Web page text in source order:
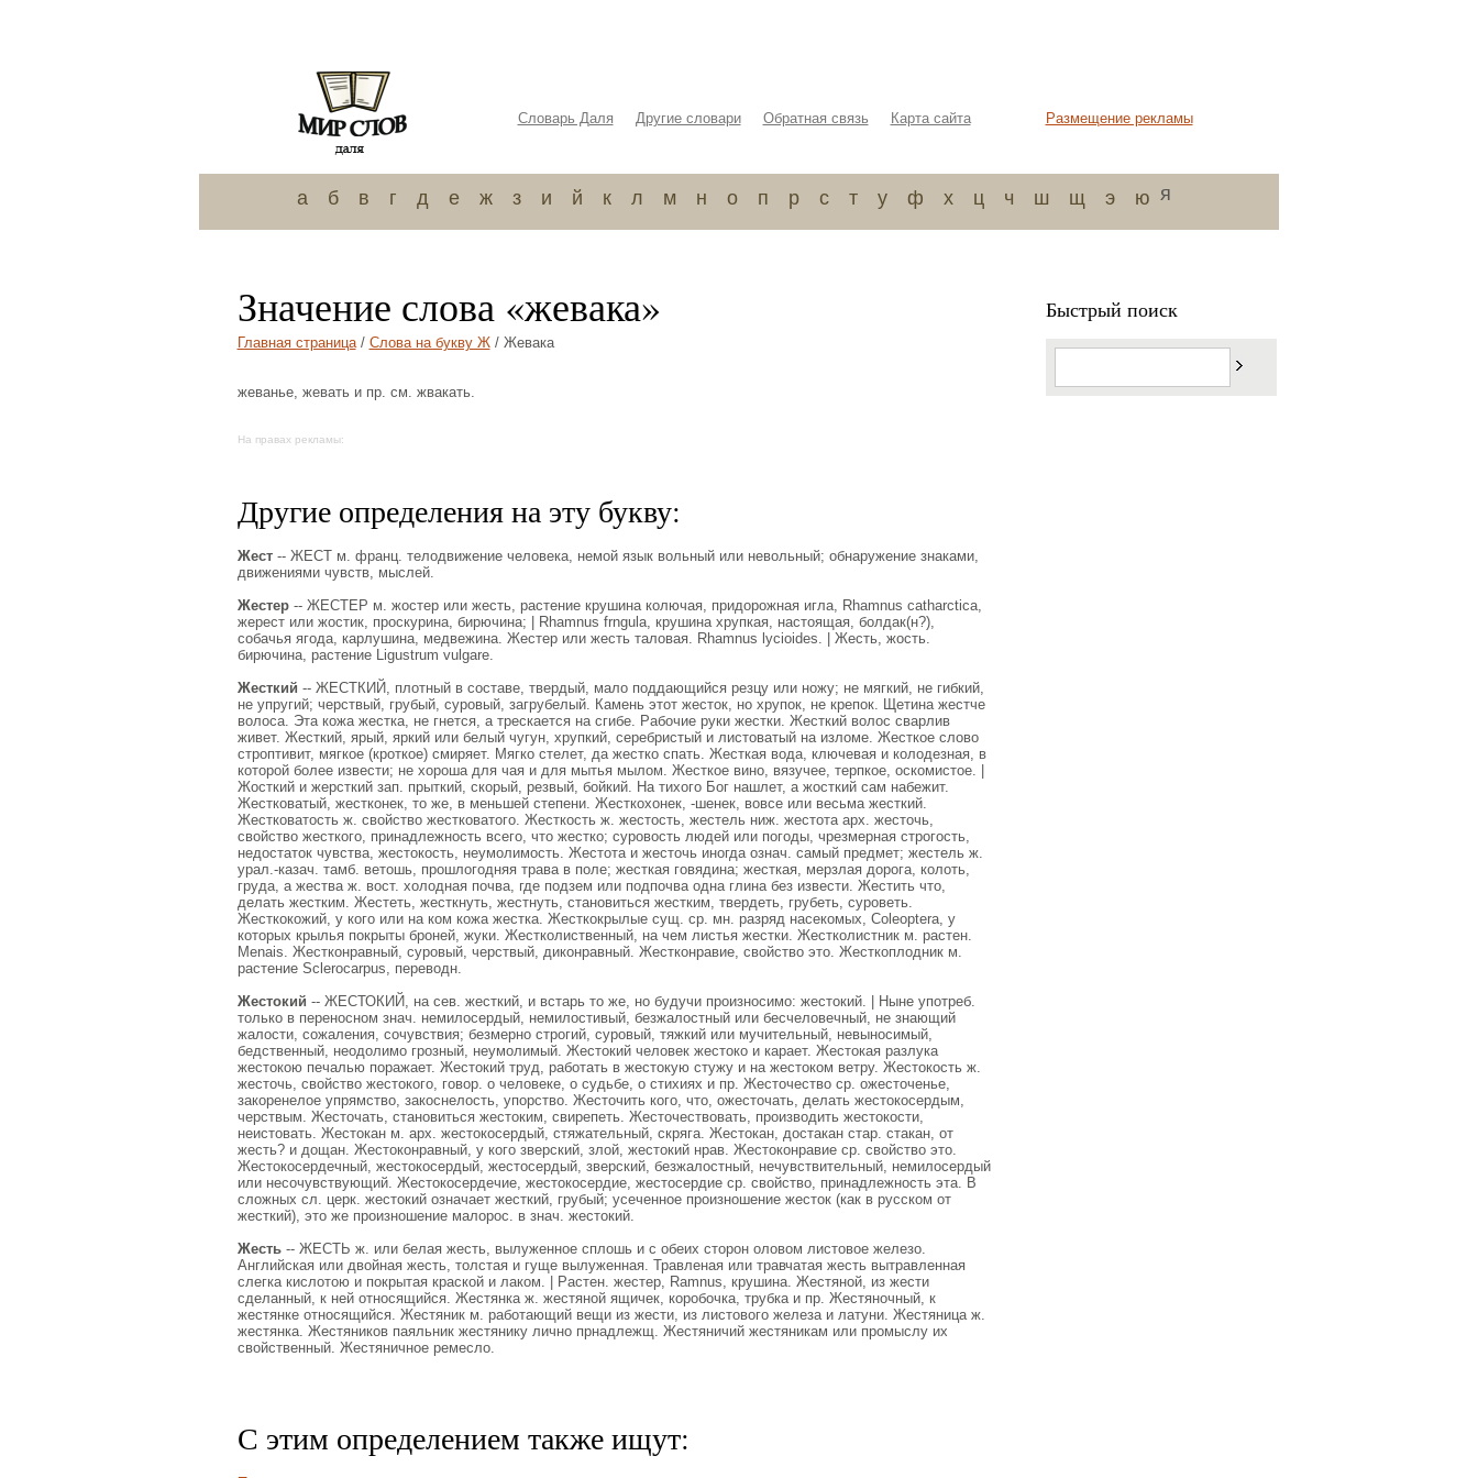
Словарь Даля Другие словари Обратная связь Карта сайта Размещение рекламы
а б в г д е ж з и й к л м н о п р с т у ф х ц ч ш щ э ю я
Значение слова «жевака»
Главная страница/ Слова на букву Ж/ Жевака
жеванье, жевать и пр. см. жвакать.
На правах рекламы:
Другие определения на эту букву:
Жест-- ЖЕСТ м. франц. телодвижение человека, немой язык вольный или невольный; обнаружение знаками,
движениями чувств, мыслей.
Жестер-- ЖЕСТЕР м. жостер или жесть, растение крушина колючая, придорожная игла, Rhamnus catharctica,
жерест или жостик, проскурина, бирючина; | Rhamnus frngula, крушина хрупкая, настоящая, болдак(н?),
собачья ягода, карлушина, медвежина. Жестер или жесть таловая. Rhamnus lycioides. | Жесть, жость.
бирючина, растение Ligustrum vulgare.
Жесткий -- ЖЕСТКИЙ, плотный в составе, твердый, мало поддающийся резцу или ножу; не мягкий, не гибкий,
не упругий; черствый, грубый, суровый, загрубелый. Камень этот жесток, но хрупок, не крепок. Щетина жестче
волоса. Эта кожа жестка, не гнется, а трескается на сгибе. Рабочие руки жестки. Жесткий волос сварлив
живет. Жесткий, ярый, яркий или белый чугун, хрупкий, серебристый и листоватый на изломе. Жесткое слово
строптивит, мягкое (кроткое) смиряет. Мягко стелет, да жестко спать. Жесткая вода, ключевая и колодезная, в
которой более извести; не хороша для чая и для мытья мылом. Жесткое вино, вязучее, терпкое, оскомистое. |
Жосткий и жерсткий зап. прыткий, скорый, резвый, бойкий. На тихого Бог нашлет, а жосткий сам набежит.
Жестковатый, жестконек, то же, в меньшей степени. Жесткохонек, -шенек, вовсе или весьма жесткий.
Жестковатость ж. свойство жестковатого. Жесткость ж. жестость, жестель ниж. жестота арх. жесточь,
свойство жесткого, принадлежность всего, что жестко; суровость людей или погоды, чрезмерная строгость,
недостаток чувства, жестокость, неумолимость. Жестота и жесточь иногда означ. самый предмет; жестель ж.
урал.-казач. тамб. ветошь, прошлогодняя трава в поле; жесткая говядина; жесткая, мерзлая дорога, колоть,
груда, а жества ж. вост. холодная почва, где подзем или подпочва одна глина без извести. Жестить что,
делать жестким. Жестеть, жесткнуть, жестнуть, становиться жестким, твердеть, грубеть, суроветь.
Жесткокожий, у кого или на ком кожа жестка. Жесткокрылые сущ. ср. мн. разряд насекомых, Coleoptera, у
которых крылья покрыты броней, жуки. Жестколиственный, на чем листья жестки. Жестколистник м. растен.
Menais. Жестконравный, суровый, черствый, диконравный. Жестконравие, свойство это. Жесткоплодник м.
растение Sclerocarpus, переводн.
Жестокий -- ЖЕСТОКИЙ, на сев. жесткий, и встарь то же, но будучи произносимо: жестокий. | Ныне употреб.
только в переносном знач. немилосердый, немилостивый, безжалостный или бесчеловечный, не знающий
жалости, сожаления, сочувствия; безмерно строгий, суровый, тяжкий или мучительный, невыносимый,
бедственный, неодолимо грозный, неумолимый. Жестокий человек жестоко и карает. Жестокая разлука
жестокою печалью поражает. Жестокий труд, работать в жестокую стужу и на жестоком ветру. Жестокость ж.
жесточь, свойство жестокого, говор. о человеке, о судьбе, о стихиях и пр. Жесточество ср. ожесточенье,
закоренелое упрямство, закоснелость, упорство. Жесточить кого, что, ожесточать, делать жестокосердым,
черствым. Жесточать, становиться жестоким, свирепеть. Жесточествовать, производить жестокости,
неистовать. Жестокан м. арх. жестокосердый, стяжательный, скряга. Жестокан, достакан стар. стакан, от
жесть? и дощан. Жестоконравный, у кого зверский, злой, жестокий нрав. Жестоконравие ср. свойство это.
Жестокосердечный, жестокосердый, жестосердый, зверский, безжалостный, нечувствительный, немилосердый
или несочувствующий. Жестокосердечие, жестокосердие, жестосердие ср. свойство, принадлежность эта. В
сложных сл. церк. жестокий означает жесткий, грубый; усеченное произношение жесток (как в русском от
жесткий), это же произношение малорос. в знач. жестокий.
Жесть-- ЖЕСТЬ ж. или белая жесть, вылуженное сплошь и с обеих сторон оловом листовое железо.
Английская или двойная жесть, толстая и гуще вылуженная. Травленая или травчатая жесть вытравленная
слегка кислотою и покрытая краской и лаком. | Растен. жестер, Ramnus, крушина. Жестяной, из жести
сделанный, к ней относящийся. Жестянка ж. жестяной ящичек, коробочка, трубка и пр. Жестяночный, к
жестянке относящийся. Жестяник м. работающий вещи из жести, из листового железа и латуни. Жестяница ж.
жестянка. Жестяников паяльник жестянику лично прнадлежщ. Жестяничий жестяникам или промыслу их
свойственный. Жестяничное ремесло.
С этим определением также ищут:
Быстрый поиск